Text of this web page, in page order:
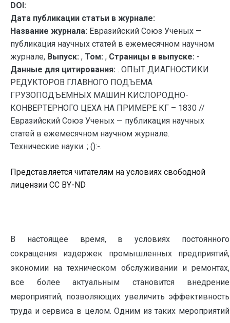
DOI:
Дата публикации статьи в журнале:
Название журнала: Евразийский Союз Ученых —
публикация научных статей в ежемесячном научном
журнале, Выпуск: , Том: , Страницы в выпуске: -
Данные для цитирования: . ОПЫТ ДИАГНОСТИКИ
РЕДУКТОРОВ ГЛАВНОГО ПОДЪЕМА
ГРУЗОПОДЪЕМНЫХ МАШИН КИСЛОРОДНО-
КОНВЕРТЕРНОГО ЦЕХА НА ПРИМЕРЕ КГ – 1830 //
Евразийский Союз Ученых — публикация научных
статей в ежемесячном научном журнале.
Технические науки. ; ():-.
Представляется читателям на условиях свободной
лицензии CC BY-ND
В настоящее время, в условиях постоянного
сокращения издержек промышленных предприятий,
экономии на техническом обслуживании и ремонтах,
все более актуальным становится внедрение
мероприятий, позволяющих увеличить эффективность
труда и сервиса в целом. Одним из таких мероприятий